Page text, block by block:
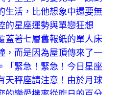
生活，比他想象中還要無
的星座運勢與單戀狂想
蓋著七層舊報紙的單人床
，而是因為屋頂傳來了一
「緊急！緊急！今日星座
天秤座請注意！由於月球